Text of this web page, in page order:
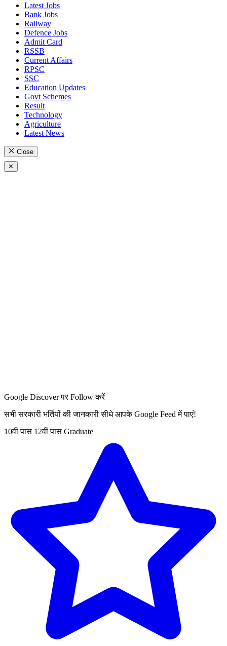
Latest Jobs
Bank Jobs
Railway
Defence Jobs
Admit Card
RSSB
Current Affairs
RPSC
SSC
Education Updates
Govt Schemes
Result
Technology
Agriculture
Latest News
Close
✕
Google Discover पर Follow करें
सभी सरकारी भर्तियों की जानकारी सीधे आपके Google Feed में पाएं!
10वीं पास 12वीं पास Graduate